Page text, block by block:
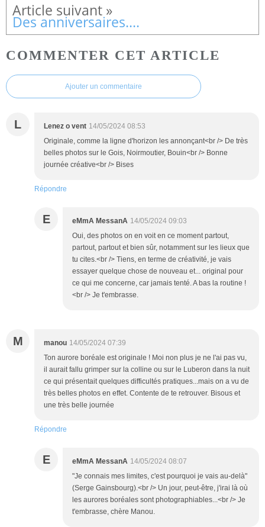
Des anniversaires....
COMMENTER CET ARTICLE
Ajouter un commentaire
L Lenez o vent 14/05/2024 08:53
Originale, comme la ligne d'horizon les annonçant<br /> De très
belles photos sur le Gois, Noirmoutier, Bouin<br /> Bonne
journée créative<br /> Bises
Répondre
E eMmA MessanA 14/05/2024 09:03
Oui, des photos on en voit en ce moment partout,
partout, partout et bien sûr, notamment sur les lieux que
tu cites.<br /> Tiens, en terme de créativité, je vais
essayer quelque chose de nouveau et... original pour
ce qui me concerne, car jamais tenté. A bas la routine !
<br /> Je t'embrasse.
M manou 14/05/2024 07:39
Ton aurore boréale est originale ! Moi non plus je ne l'ai pas vu,
il aurait fallu grimper sur la colline ou sur le Luberon dans la nuit
ce qui présentait quelques difficultés pratiques...mais on a vu de
très belles photos en effet. Contente de te retrouver. Bisous et
une très belle journée
Répondre
E eMmA MessanA 14/05/2024 08:07
"Je connais mes limites, c'est pourquoi je vais au-delà"
(Serge Gainsbourg).<br /> Un jour, peut-être, j'irai là où
les aurores boréales sont photographiables...<br /> Je
t'embrasse, chère Manou.